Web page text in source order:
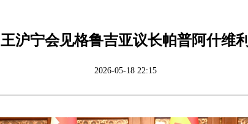
王沪宁会见格鲁吉亚议长帕普阿什维利
2026-05-18 22:15